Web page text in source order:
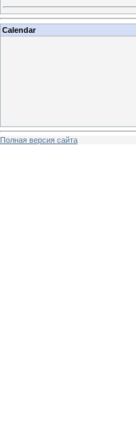
Calendar
Полная версия сайта